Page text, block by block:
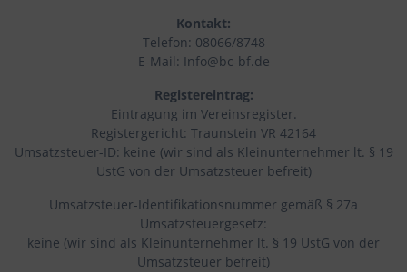
Kontakt:
Telefon: 08066/8748
E-Mail: Info@bc-bf.de
Registereintrag:
Eintragung im Vereinsregister.
Registergericht: Traunstein VR 42164
Umsatzsteuer-ID: keine (wir sind als Kleinunternehmer lt. § 19
UstG von der Umsatzsteuer befreit)
Umsatzsteuer-Identifikationsnummer gemäß § 27a
Umsatzsteuergesetz:
keine (wir sind als Kleinunternehmer lt. § 19 UstG von der
Umsatzsteuer befreit)